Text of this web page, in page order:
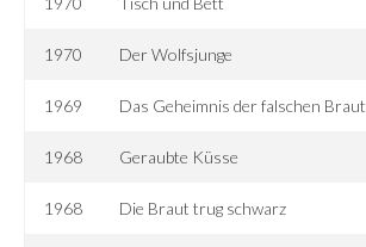
1970 Der Wolfsjunge
1969 Das Geheimnis der falschen Braut
1968 Geraubte Küsse
1968 Die Braut trug schwarz